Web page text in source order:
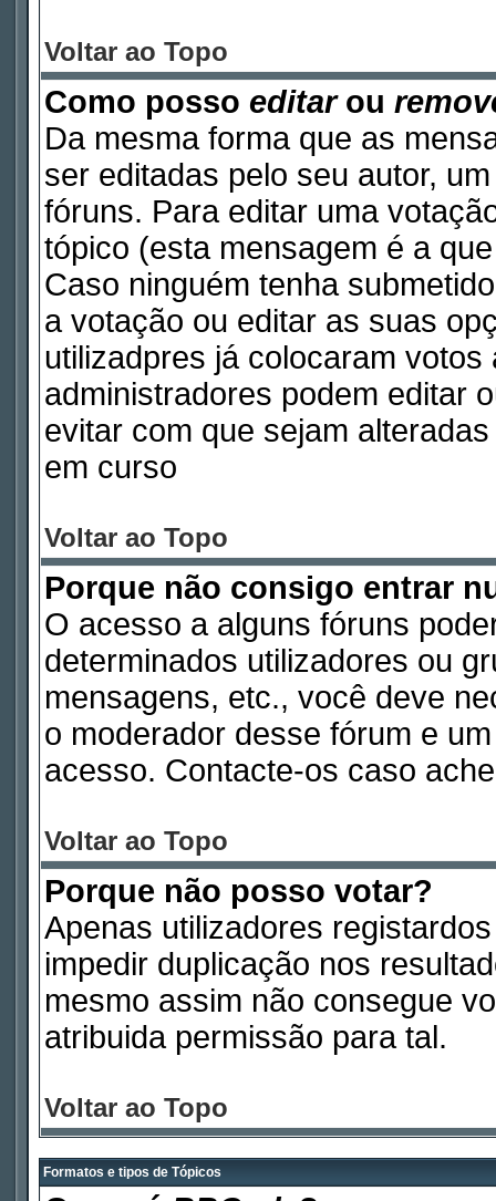
Voltar ao Topo
Como posso editarou
Da mesma forma que as
ser editadas pelo seu autor,
fóruns. Para editar uma
tópico (esta mensagem é a
Caso ninguém tenha
a votação ou editar as suas
utilizadpres já colocaram
administradores podem editar
evitar com que sejam
em curso
Voltar ao Topo
Porque não consigo entrar
O acesso a alguns fóruns
determinados utilizadores ou
mensagens, etc., você deve
o moderador desse fórum e
acesso. Contacte-os caso
Voltar ao Topo
Porque não posso votar?
Apenas utilizadores
impedir duplicação nos
mesmo assim não consegue
atribuida permissão para tal.
Voltar ao Topo
Formatos e tipos de Tópicos